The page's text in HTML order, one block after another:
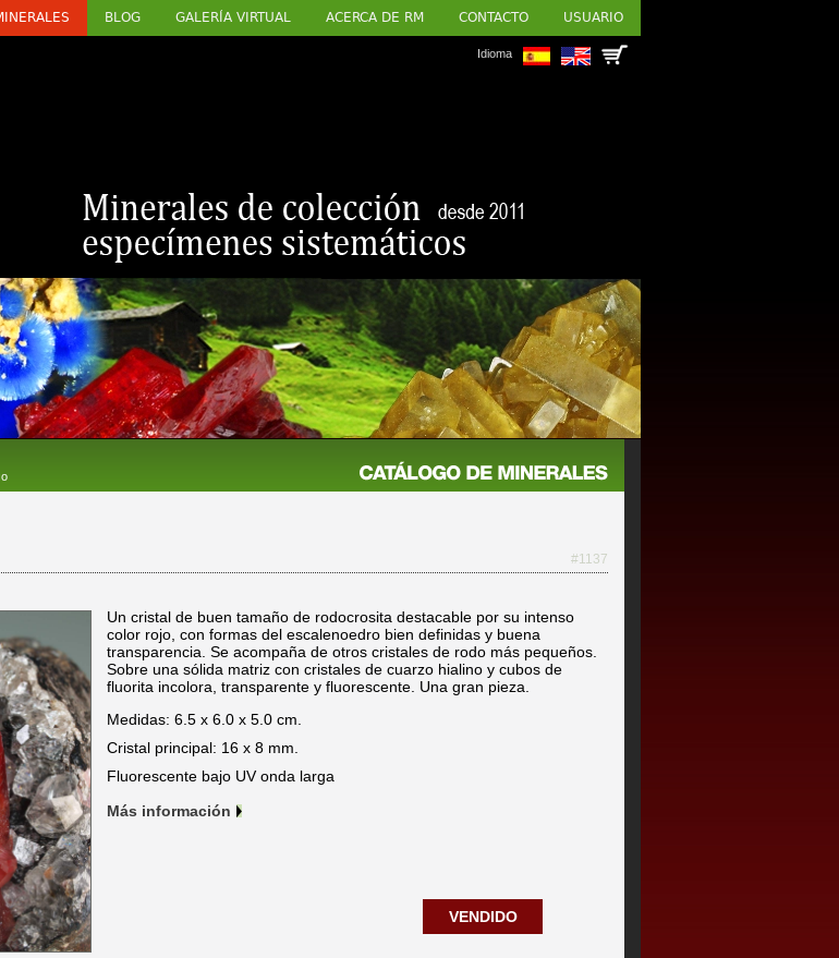
BLOG GALERÍA VIRTUAL ACERCA DE RM CONTACTO USUARIO
Idioma
#1137
Un cristal de buen tamaño de rodocrosita destacable por su intenso
color rojo, con formas del escalenoedro bien definidas y buena
transparencia. Se acompaña de otros cristales de rodo más pequeños.
Sobre una sólida matriz con cristales de cuarzo hialino y cubos de
fluorita incolora, transparente y fluorescente. Una gran pieza.
Medidas: 6.5 x 6.0 x 5.0 cm.
Cristal principal: 16 x 8 mm.
Fluorescente bajo UV onda larga
Más información
VENDIDO